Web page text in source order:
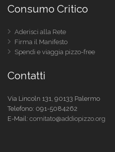
Consumo Critico
Aderisci alla Rete
Firma il Manifesto
Spendi e viaggia pizzo-free
Contatti
Via Lincoln 131, 90133 Palermo
Telefono: 091-5084262
E-Mail: comitato@addiopizzo.org